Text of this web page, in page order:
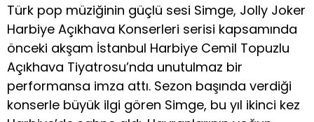
Türk pop müziğinin güçlü sesi Simge, Jolly Joker
Harbiye Açıkhava Konserleri serisi kapsamında
önceki akşam İstanbul Harbiye Cemil Topuzlu
Açıkhava Tiyatrosu’nda unutulmaz bir
performansa imza attı. Sezon başında verdiği
konserle büyük ilgi gören Simge, bu yıl ikinci kez